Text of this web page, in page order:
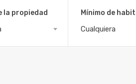
la propiedad Mínimo de
Cualquiera